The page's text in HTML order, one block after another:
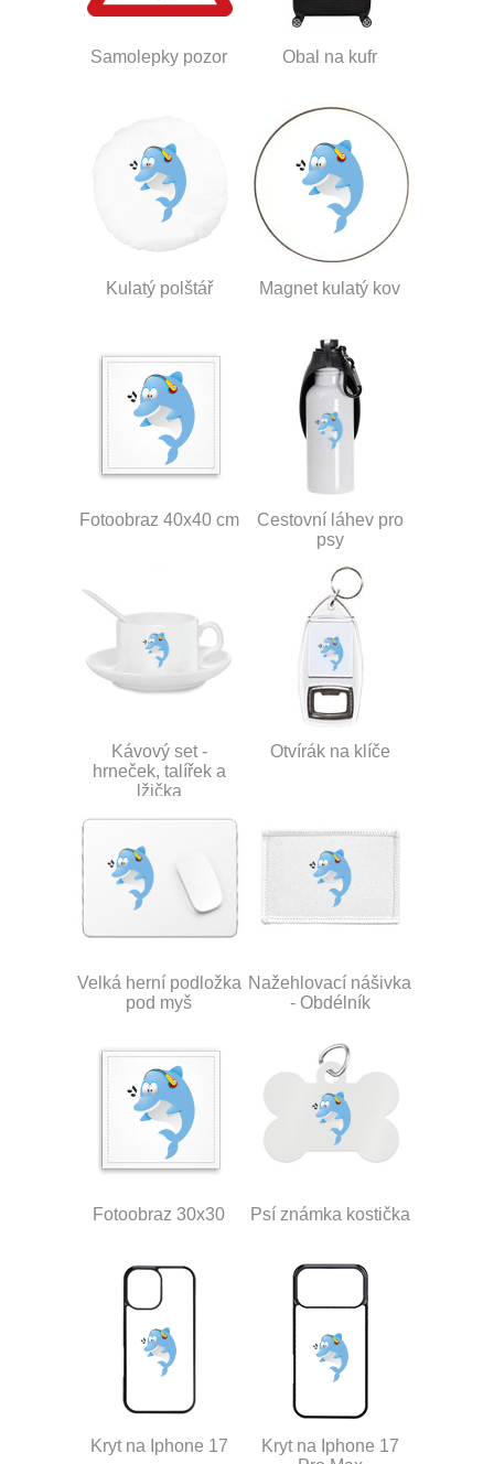
Samolepky pozor Obal na kufr
Kulatý polštář Magnet kulatý kov
Fotoobraz 40x40 cm
Cestovní láhev pro
psy
Kávový set -
hrneček, talířek a
lžička
Otvírák na klíče
Velká herní podložka
pod myš
Nažehlovací nášivka
- Obdélník
Fotoobraz 30x30 Psí známka kostička
Kryt na Iphone 17
Kryt na Iphone 17